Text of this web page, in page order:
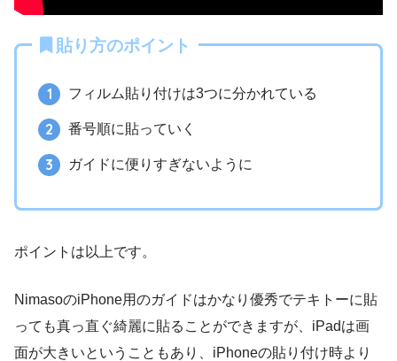
貼り方のポイント
フィルム貼り付けは3つに分かれている
番号順に貼っていく
ガイドに便りすぎないように
ポイントは以上です。
NimasoのiPhone用のガイドはかなり優秀でテキトーに貼
っても真っ直ぐ綺麗に貼ることができますが、iPadは画
面が大きいということもあり、iPhoneの貼り付け時より